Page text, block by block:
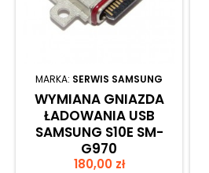
MARKA: SERWIS SAMSUNG
WYMIANA GNIAZDA
ŁADOWANIA USB
SAMSUNG S10E SM-
G970
Cena
180,00 zł